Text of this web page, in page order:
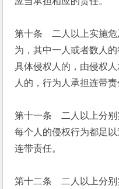
第十条　二人以上实施
为，其中一人或者数人
具体侵权人的，由侵权
人的，行为人承担连带责
第十一条　二人以上分
每个人的侵权行为都足
连带责任。
第十二条　二人以上分